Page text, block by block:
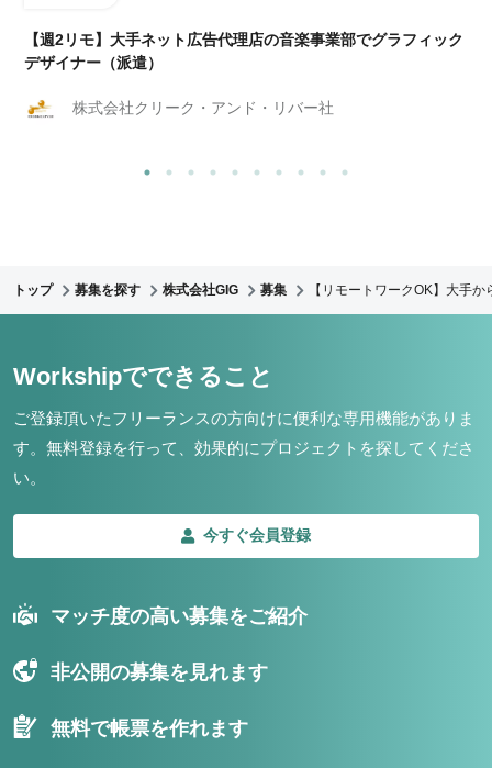
【週2リモ】大手ネット広告代理店の音楽事業部でグラフィック
デザイナー（派遣）
株式会社クリーク・アンド・リバー社
トップ 募集を探す 株式会社GIG 募集 【リモートワークOK】大手
Workshipでできること
ご登録頂いたフリーランスの方向けに便利な専用機能がありま
す。 無料登録を行って、効果的にプロジェクトを探してくださ
い。
今すぐ会員登録
マッチ度の高い募集をご紹介
非公開の募集を見れます
無料で帳票を作れます